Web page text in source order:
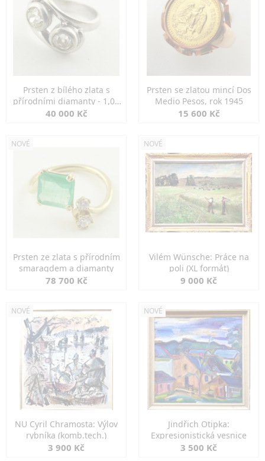
Prsten z bílého zlata s
přírodními diamanty - 1,00
ct
40 000 Kč
Prsten se zlatou mincí Dos
Medio Pesos, rok 1945
15 600 Kč
NOVÉ
Prsten ze zlata s přírodním
smaragdem a diamanty
78 700 Kč
NOVÉ
Vilém Wünsche: Práce na
poli (XL formát)
9 000 Kč
NOVÉ
NU Cyril Chramosta: Výlov
rybníka (komb.tech.)
3 900 Kč
NOVÉ
Jindřich Otipka:
Expresionistická vesnice
3 500 Kč